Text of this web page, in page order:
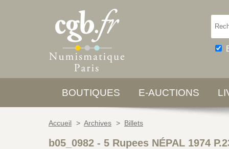
BOUTIQUES E-AUCTIONS
Accueil > Archives > Billets
b05_0982 - 5 Rupees NÉPAL 1974